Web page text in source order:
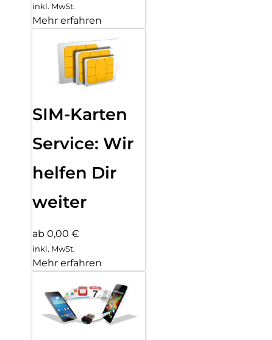
inkl. MwSt.
Mehr erfahren
SIM-Karten
Service: Wir
helfen Dir
weiter
ab 0,00 €
inkl. MwSt.
Mehr erfahren